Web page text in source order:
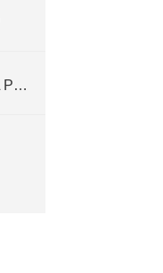
如何选择适合的COSMOSIL PBR色谱柱以优化分析过程？